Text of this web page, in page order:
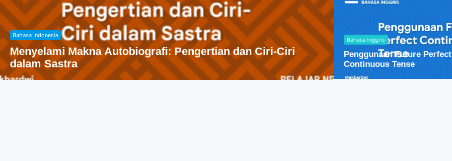
Pengertian dan Ciri-Ciri Agama
Penyebaran Agama Islam Di Indonesia
Bahasa Inggris
Penggunaan Future Perfect
Continuous Tense